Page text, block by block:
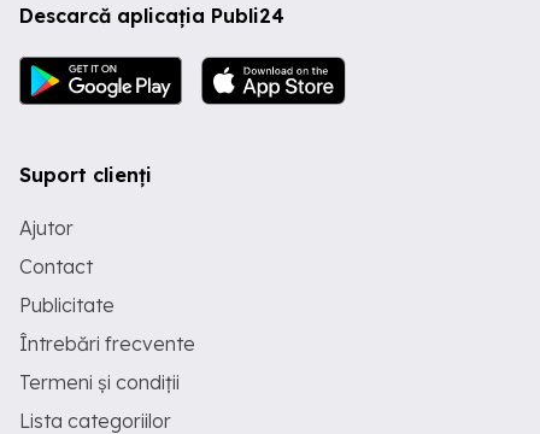
Descarcă aplicația Publi24
Suport clienți
Ajutor
Contact
Publicitate
Întrebări frecvente
Termeni și condiții
Lista categoriilor